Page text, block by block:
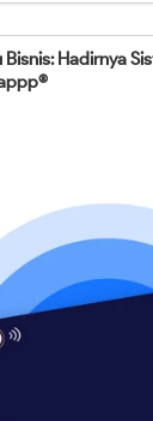
Bisnis: Hadirnya